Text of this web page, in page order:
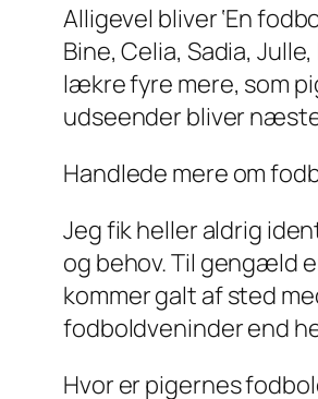
Alligevel bliver ‘En
Bine, Celia, Sadia,
lækre fyre mere, som
udseender bliver
Handlede mere om
Jeg fik heller aldrig
og behov. Til gengæld
kommer galt af sted
fodboldveninder end
Hvor er pigernes